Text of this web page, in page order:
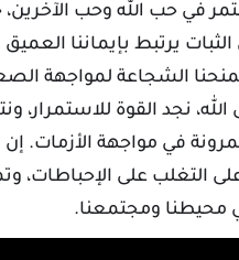
في حب الله وحب
يرتبط بإيماننا العميق
يمنحنا الشجاعة لمواجهة
الله، نجد القوة للاستمرار،
في مواجهة الأزمات. إن
التغلب على الإحباطات،
في محيطنا ومجتمعنا.